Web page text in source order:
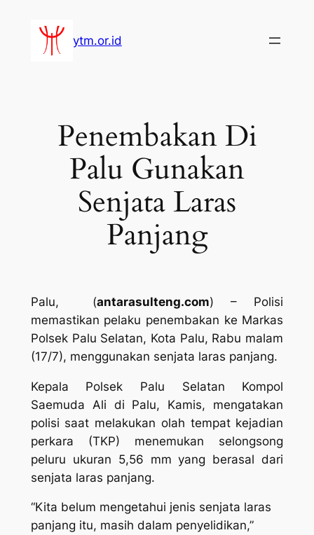
konten
ytm.or.id
Penembakan Di
Palu Gunakan
Senjata Laras
Panjang
Palu, (antarasulteng.com) – Polisi
memastikan pelaku penembakan ke Markas
Polsek Palu Selatan, Kota Palu, Rabu malam
(17/7), menggunakan senjata laras panjang.
Kepala Polsek Palu Selatan Kompol
Saemuda Ali di Palu, Kamis, mengatakan
polisi saat melakukan olah tempat kejadian
perkara (TKP) menemukan selongsong
peluru ukuran 5,56 mm yang berasal dari
senjata laras panjang.
“Kita belum mengetahui jenis senjata laras
panjang itu, masih dalam penyelidikan,”